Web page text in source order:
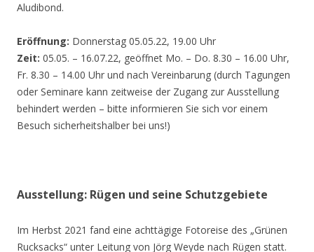
Aludibond.
Eröffnung: Donnerstag 05.05.22, 19.00 Uhr
Zeit: 05.05. – 16.07.22, geöffnet Mo. – Do. 8.30 – 16.00 Uhr,
Fr. 8.30 – 14.00 Uhr und nach Vereinbarung (durch Tagungen
oder Seminare kann zeitweise der Zugang zur Ausstellung
behindert werden – bitte informieren Sie sich vor einem
Besuch sicherheitshalber bei uns!)
Ausstellung: Rügen und seine Schutzgebiete
Im Herbst 2021 fand eine achttägige Fotoreise des „Grünen
Rucksacks“ unter Leitung von Jörg Weyde nach Rügen statt.